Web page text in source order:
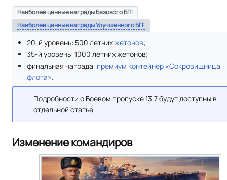
Наиболее ценные награды Базового БП:
Наиболее ценные награды Улучшенного БП:
20-й уровень: 500 летнихжетонов;
35-й уровень: 1000 летних жетонов;
финальная награда: премиум контейнер «Сокровищница
флота».
Подробности о Боевом пропуске 13.7 будут доступны в
отдельной статье.
Изменение командиров